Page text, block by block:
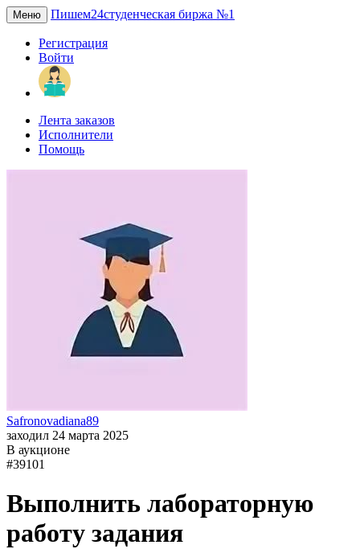
Меню Пишем24студенческая биржа №1
Регистрация
Войти
Лента заказов
Исполнители
Помощь
Safronovadiana89
заходил 24 марта 2025
В аукционе
#39101
Выполнить лабораторную
работу задания